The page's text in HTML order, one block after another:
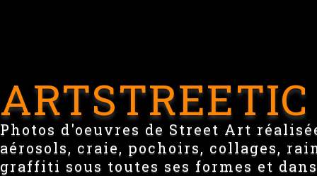
ARTSTREETIC
Photos d'oeuvres de Street Art
aérosols, craie, pochoirs, collages,
graffiti sous toutes ses formes et